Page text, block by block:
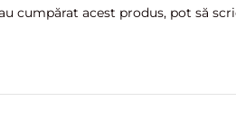
cumpărat acest produs, pot să